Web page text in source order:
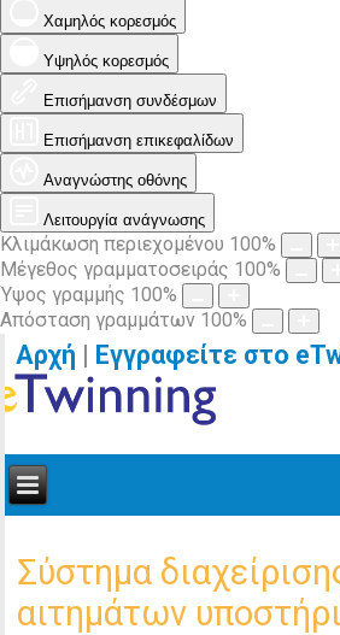
Χαμηλός κορεσμός
Υψηλός κορεσμός
Επισήμανση συνδέσμων
Επισήμανση επικεφαλίδων
Αναγνώστης οθόνης
Λειτουργία ανάγνωσης
Κλιμάκωση περιεχομένου 100%
Μέγεθος γραμματοσειράς 100%
Ύψος γραμμής 100%
Απόσταση γραμμάτων 100%
Αρχή | Εγγραφείτε στο
Σύστημα
αιτημάτων